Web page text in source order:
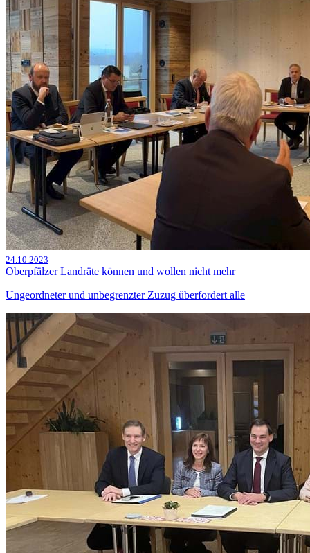
24.10.2023
Oberpfälzer Landräte können und wollen nicht mehr
Ungeordneter und unbegrenzter Zuzug überfordert alle